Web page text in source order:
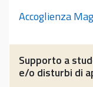
Accoglienza
Supporto a
e/o disturbi di